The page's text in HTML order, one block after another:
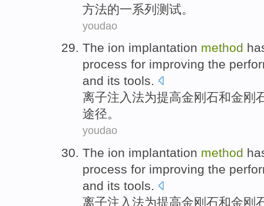
方法的一系列测试 。
youdao
The ion implantation method
process for improving the
and its tools.
离子注入法为提高金刚石和金刚
途径。
youdao
The ion implantation method
process for improving the
and its tools.
离子注入法为提高金刚石和金刚